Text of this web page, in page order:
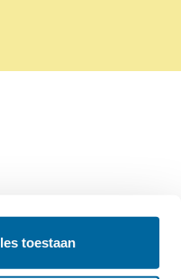
toestaan